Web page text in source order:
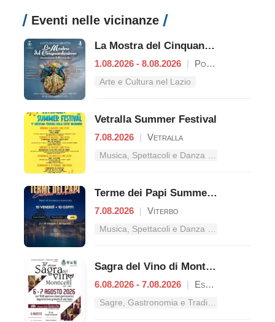
Eventi nelle vicinanze
La Mostra del Cinquantesimo
1.08.2026 - 8.08.2026 | Poggio Mirteto
Arte e Cultura nel Lazio
Vetralla Summer Festival
7.08.2026 | Vetralla
Terme dei Papi Summer Live Show
7.08.2026 | Viterbo
Sagra del Vino di Monticelli
6.08.2026 - 7.08.2026 | Esperia